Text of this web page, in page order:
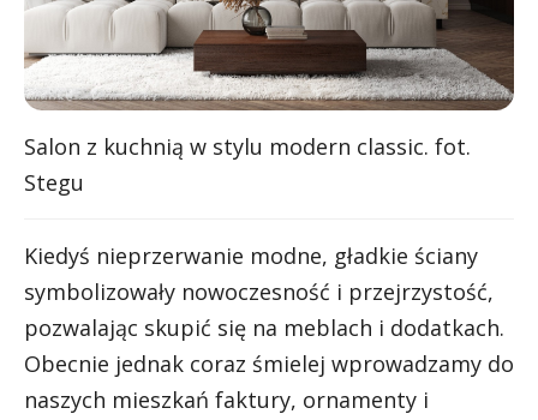
Salon z kuchnią w stylu modern classic. fot.
Stegu
Kiedyś nieprzerwanie modne, gładkie ściany
symbolizowały nowoczesność i przejrzystość,
pozwalając skupić się na meblach i dodatkach.
Obecnie jednak coraz śmielej wprowadzamy do
naszych mieszkań faktury, ornamenty i